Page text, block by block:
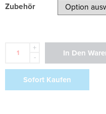
Zubehör
+
-
In Den
Sofort Kaufen